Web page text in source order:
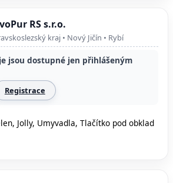
RS s.r.o.
kraj • Nový Jičín • Rybí
jsou dostupné jen přihlášeným
Registrace
Jolly, Umyvadla, Tlačítko pod obklad